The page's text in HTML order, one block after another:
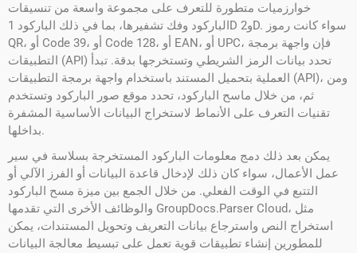
خوارزميات متطورة للتعرف على مجموعة واسعة من تنسيقات
الباركود وفك تشفيرها، بما في ذلك الباركود 1D و2D. سواء كانت رموز
QR، أو Code 39، أو Code 128، أو EAN، أو UPC، فإن واجهة برمجة
التطبيقات (API) تحدد بيانات الرمز الشريطي وتستخرجها بدقة. تبدأ
العملية بتحميل المستند باستخدام واجهة برمجة التطبيقات (API)، ومن
ثم، من خلال ماسح الباركود، تحدد موقع صور الباركود وتستخدم
تقنيات التعرف على الأنماط لاستخراج البيانات الأساسية المشفرة
بداخلها.
يمكن بعد ذلك دمج معلومات الباركود المستخرجة بسلاسة في سير
عمل الأعمال، سواء كان ذلك لإدخال قاعدة البيانات أو الفرز الآلي أو
التتبع في الوقت الفعلي. من خلال الجمع بين ميزة مسح الباركود
والوظائف الأخرى التي تقدمها GroupDocs.Parser Cloud، مثل
استخراج النص واسترجاع بيانات التعريف وتحويل المستندات، يمكن
للمطورين إنشاء تطبيقات قوية تعمل على تبسيط معالجة البيانات